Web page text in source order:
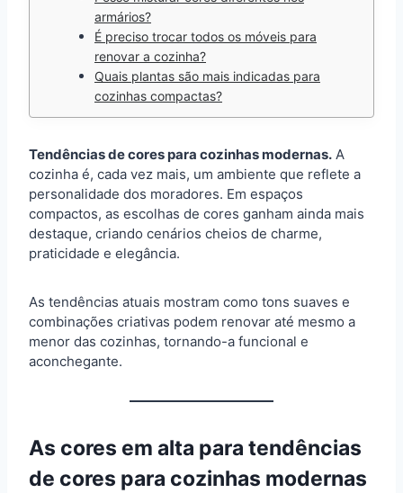
armários?
É preciso trocar todos os móveis para
renovar a cozinha?
Quais plantas são mais indicadas para
cozinhas compactas?
Tendências de cores para cozinhas modernas. A
cozinha é, cada vez mais, um ambiente que reflete a
personalidade dos moradores. Em espaços
compactos, as escolhas de cores ganham ainda mais
destaque, criando cenários cheios de charme,
praticidade e elegância.
As tendências atuais mostram como tons suaves e
combinações criativas podem renovar até mesmo a
menor das cozinhas, tornando-a funcional e
aconchegante.
As cores em alta para tendências
de cores para cozinhas modernas